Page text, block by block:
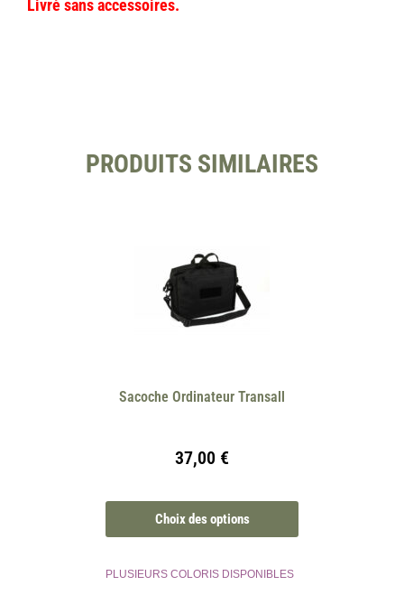
Livré sans accessoires.
PRODUITS SIMILAIRES
Sacoche Ordinateur Transall
37,00 €
Choix des options
PLUSIEURS COLORIS DISPONIBLES